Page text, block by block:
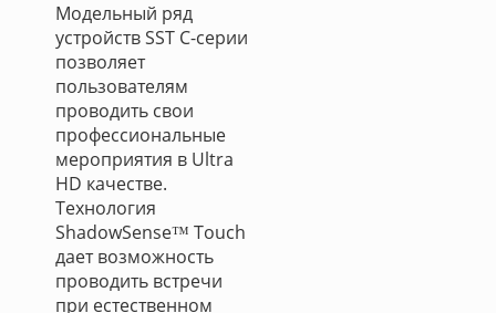
Модельный ряд
устройств SST C-серии
позволяет
пользователям
проводить свои
профессиональные
мероприятия в Ultra
HD качестве.
Технология
ShadowSense™ Touch
дает возможность
проводить встречи
при естественном